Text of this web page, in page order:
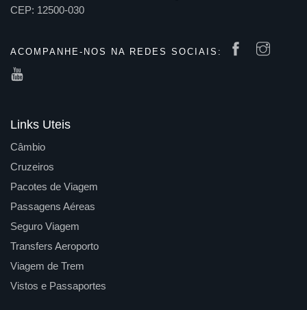
CEP: 12500-030
ACOMPANHE-NOS NA REDES SOCIAIS:
Links Uteis
Câmbio
Cruzeiros
Pacotes de Viagem
Passagens Aéreas
Seguro Viagem
Transfers Aeroporto
Viagem de Trem
Vistos e Passaportes